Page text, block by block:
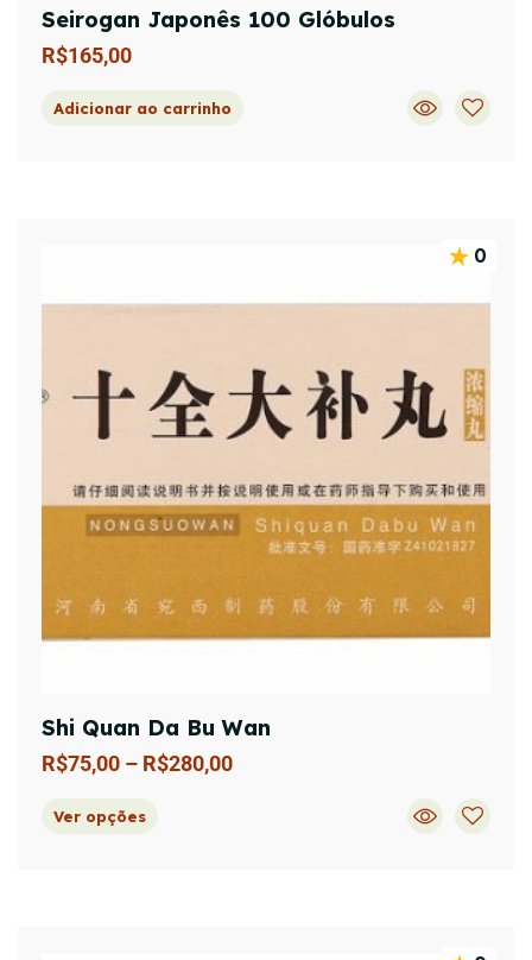
Seirogan Japonês 100 Glóbulos
R$165,00
Adicionar ao carrinho
0
Shi Quan Da Bu Wan
R$75,00 – R$280,00
Ver opções